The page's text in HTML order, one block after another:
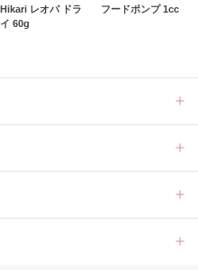
Hikari レオパ ドラ
イ 60g
フードポンプ 1cc